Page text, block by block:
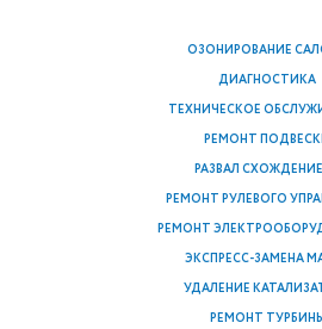
ОЗОНИРОВАНИЕ
ДИАГНОСТИКА
ТЕХНИЧЕСКОЕ
РЕМОНТ
РАЗВАЛ СХОЖДЕНИЕ
РЕМОНТ РУЛЕВОГО
РЕМОНТ
ЭКСПРЕСС-ЗАМЕНА
УДАЛЕНИЕ
РЕМОНТ